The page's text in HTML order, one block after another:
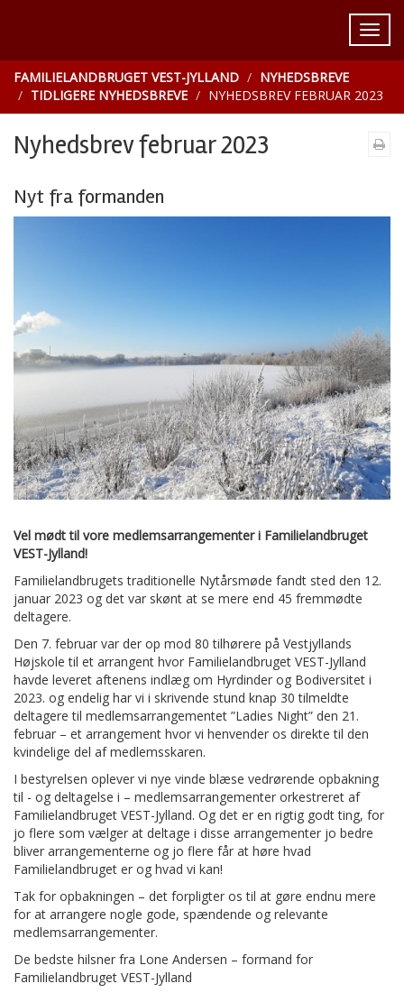
FAMILIELANDBRUGET VEST-JYLLAND
NYHEDSBREVE
TIDLIGERE NYHEDSBREVE
NYHEDSBREV FEBRUAR 2023
Nyhedsbrev februar 2023
Nyt fra formanden
Vel mødt til vore medlemsarrangementer i Familielandbruget
VEST-Jylland!
Familielandbrugets traditionelle Nytårsmøde fandt sted den 12.
januar 2023 og det var skønt at se mere end 45 fremmødte
deltagere.
Den 7. februar var der op mod 80 tilhørere på Vestjyllands
Højskole til et arrangent hvor Familielandbruget VEST-Jylland
havde leveret aftenens indlæg om Hyrdinder og Bodiversitet i
2023. og endelig har vi i skrivende stund knap 30 tilmeldte
deltagere til medlemsarrangementet ”Ladies Night” den 21.
februar – et arrangement hvor vi henvender os direkte til den
kvindelige del af medlemsskaren.
I bestyrelsen oplever vi nye vinde blæse vedrørende opbakning
til - og deltagelse i – medlemsarrangementer orkestreret af
Familielandbruget VEST-Jylland. Og det er en rigtig godt ting, for
jo flere som vælger at deltage i disse arrangementer jo bedre
bliver arrangementerne og jo flere får at høre hvad
Familielandbruget er og hvad vi kan!
Tak for opbakningen – det forpligter os til at gøre endnu mere
for at arrangere nogle gode, spændende og relevante
medlemsarrangementer.
De bedste hilsner fra Lone Andersen – formand for
Familielandbruget VEST-Jylland